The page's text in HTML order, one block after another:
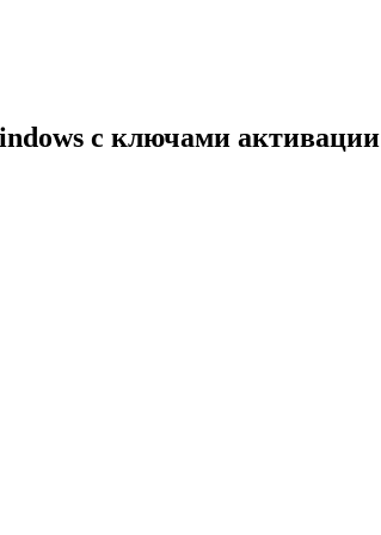
с ключами активации